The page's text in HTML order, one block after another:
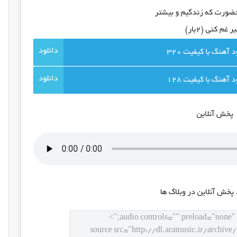
که زندگیم و بیشتر
غم کنی (۲بار)
آهنگ با کيفيت 320
آهنگ با کيفيت 128
پخش آنلاين
آنلاين در وبلاگ ها